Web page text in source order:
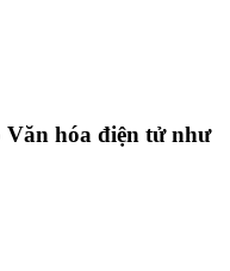
hóa điện tử như